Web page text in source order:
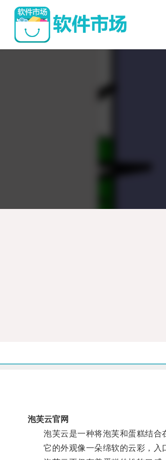
泡芙云官网
泡芙云是一种将泡芙和蛋糕结合
它的外观像一朵绵软的云彩，入